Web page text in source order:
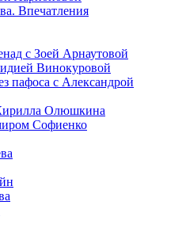
Впечатления
с Зоей Арнаутовой
Винокуровой
пафоса с Александрой
Олюшкина
Софиенко